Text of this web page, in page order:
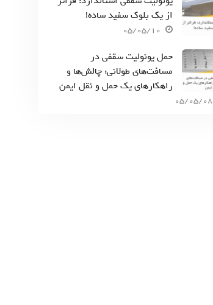
از یک بلوک سفید ساده!
05/05/10
حمل یونولیت سقفی در
مسافت‌های طولانی: چالش‌ها و
راهکارهای یک حمل و نقل ایمن
05/05/08